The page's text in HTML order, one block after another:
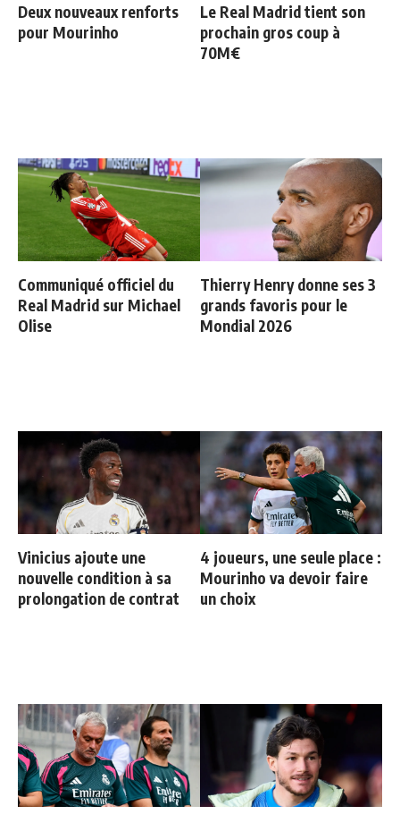
Deux nouveaux renforts
pour Mourinho
Le Real Madrid tient son
prochain gros coup à
70M€
Communiqué officiel du
Real Madrid sur Michael
Olise
Thierry Henry donne ses 3
grands favoris pour le
Mondial 2026
Vinicius ajoute une
nouvelle condition à sa
prolongation de contrat
4 joueurs, une seule place :
Mourinho va devoir faire
un choix